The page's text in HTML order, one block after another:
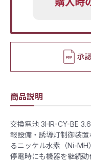
承
商品説明
交換電池 3HR-CY-BE
報設備・誘導灯制御装
るニッケル水素（Ni-MH
停電時にも機器を継続